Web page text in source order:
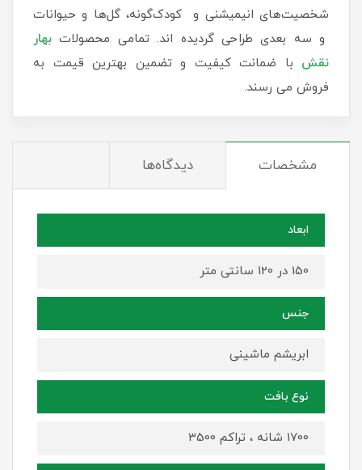
شخصیت‌های انیمیشنی و کودک‌گونه، گل‌ها و حیوانات
و سه بعدی طراحی گردیده اند. تمامی محصولات بهار
نقش با ضمانت کیفیت و تضمین بهترین قیمت به
فروش می رسند.
مشخصات دیدگاه‌ها
ابعاد
150 در 120 سانتی متر
جنس
ابریشم ماشینی
نوع بافت
1700 شانه ، تراکم 3500